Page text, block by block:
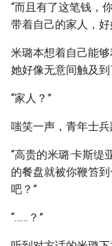
“而且有了这笔钱，
带着自己的家人，
米璐本想着自己能
她好像无意间触及到
“家人？”
嗤笑一声，青年士兵
“高贵的米璐·卡斯
的餐盘就被你鞭笞
吧？”
“……？”